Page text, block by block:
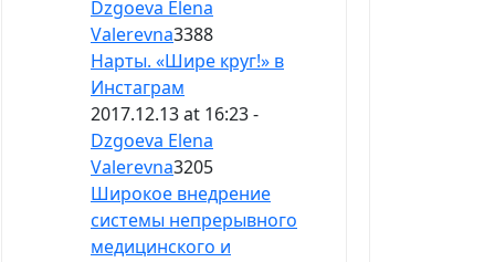
Dzgoeva Elena
Valerevna3388
Нарты. «Шире круг!» в
Инстаграм
2017.12.13 at 16:23 -
Dzgoeva Elena
Valerevna3205
Широкое внедрение
системы непрерывного
медицинского и